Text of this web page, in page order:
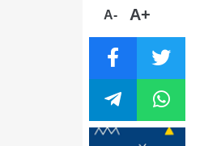
A- A+